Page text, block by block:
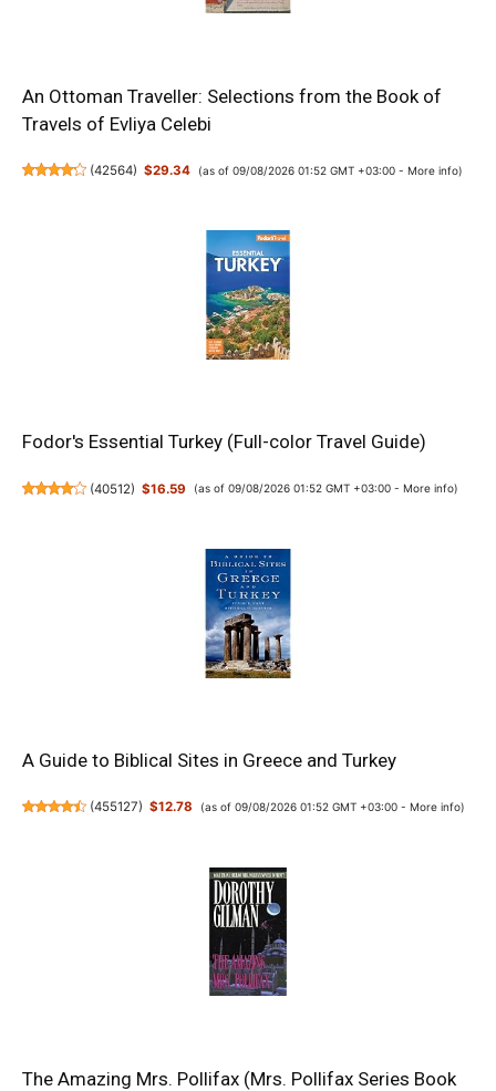
An Ottoman Traveller: Selections from the Book of
Travels of Evliya Celebi
(42564) $29.34 (as of 09/08/2026 01:52 GMT +03:00 - More info)
Fodor's Essential Turkey (Full-color Travel Guide)
(40512) $16.59 (as of 09/08/2026 01:52 GMT +03:00 - More info)
A Guide to Biblical Sites in Greece and Turkey
(455127) $12.78 (as of 09/08/2026 01:52 GMT +03:00 - More info)
The Amazing Mrs. Pollifax (Mrs. Pollifax Series Book